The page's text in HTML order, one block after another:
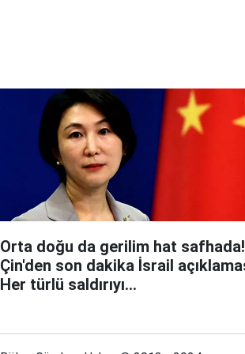
Orta doğu da gerilim hat safhada!
Çin'den son dakika İsrail
Her türlü saldırıyı...